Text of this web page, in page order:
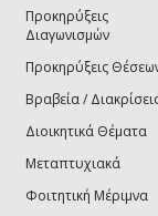
Προκηρύξεις
Διαγωνισμών
Προκηρύξεις
Βραβεία /
Διοικητικά Θέματα
Μεταπτυχιακά
Φοιτητική Μέριμνα